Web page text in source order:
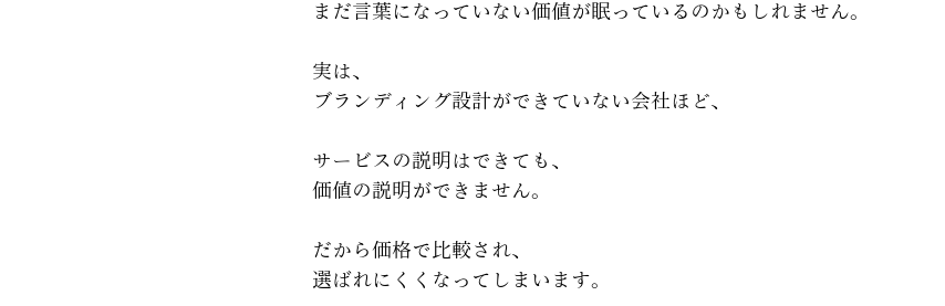
まだ言葉になっていない価値が眠っているのかもしれません。
実は、
ブランディング設計ができていない会社ほど、
サービスの説明はできても、
価値の説明ができません。
だから価格で比較され、
選ばれにくくなってしまいます。